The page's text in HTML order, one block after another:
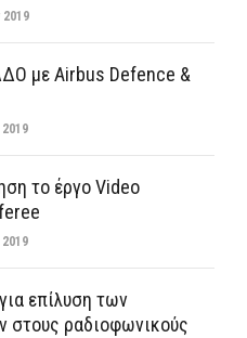
2019
με Airbus Defence &
το έργο Video
επίλυση των
στους ραδιοφωνικούς